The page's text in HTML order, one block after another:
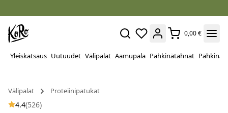
0,00 €
Yleiskatsaus Uutuudet Välipalat Aamupala Pähkinätahnat Pähkinät
Välipalat Proteiinipatukat
4.4(526)